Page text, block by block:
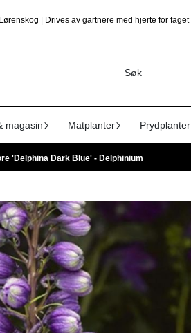
| Drives av gartnere med hjerte for faget
magasin Matplanter Prydplanter
'Delphina Dark Blue' - Delphinium